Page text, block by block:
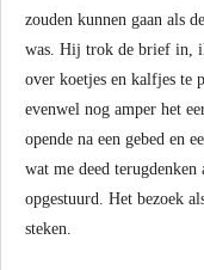
zouden kunnen gaan als
was. Hij trok de brief in,
over koetjes en kalfjes te
evenwel nog amper het
opende na een gebed en
wat me deed
opgestuurd. Het bezoek
steken.